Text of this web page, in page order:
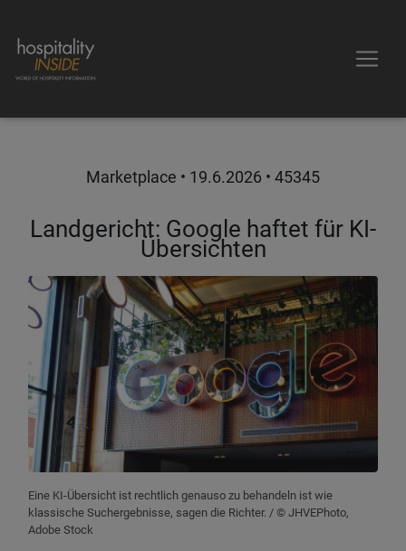
Marketplace • 19.6.2026 • 45345
Landgericht: Google haftet für KI-
Übersichten
Eine KI-Übersicht ist rechtlich genauso zu behandeln ist wie
klassische Suchergebnisse, sagen die Richter. / © JHVEPhoto,
Adobe Stock